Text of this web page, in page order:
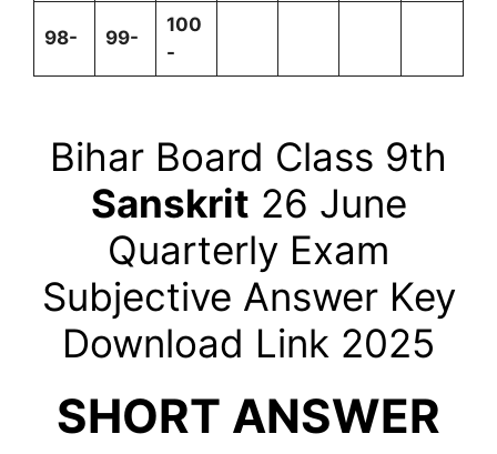
98- 99-
100
-
Bihar Board Class 9th
Sanskrit 26 June
Quarterly Exam
Subjective Answer Key
Download Link 2025
SHORT ANSWER